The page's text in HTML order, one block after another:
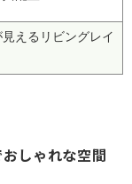
えるリビングレイ
しゃれな空間